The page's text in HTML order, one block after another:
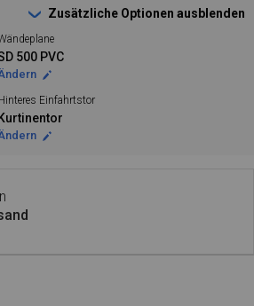
Zusätzliche Optionen ausblenden
500 PVC
Einfahrtstor
Kurtinentor